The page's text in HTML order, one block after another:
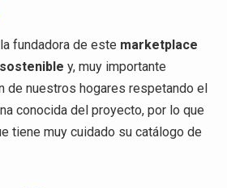
fundadora de este marketplace
y, muy importante
de nuestros hogares respetando el
conocida del proyecto, por lo que
tiene muy cuidado su catálogo de